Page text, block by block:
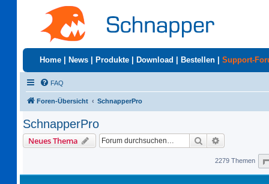
Home News Produkte Download Bestellen Support-
FAQ
Foren-Übersicht SchnapperPro
SchnapperPro
Neues Thema Suche
2279 Themen